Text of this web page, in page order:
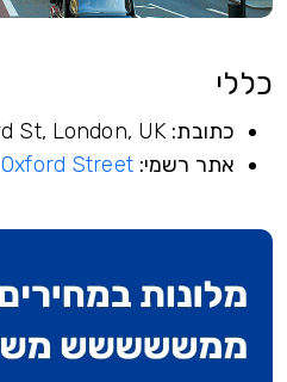
כללי
כתובת:
אתר רשמי: Oxford Street